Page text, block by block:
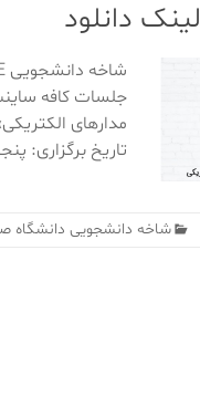
جلسات کافه
مدارهای
تاریخ برگزاری: پنجشنبه ۹
شاخه دانشجویی دانشگاه